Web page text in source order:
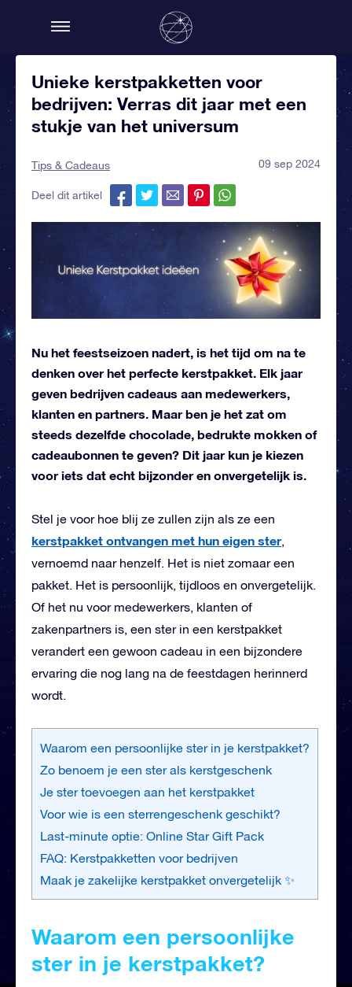
Unieke kerstpakketten voor
bedrijven: Verras dit jaar met een
stukje van het universum
Tips & Cadeaus 09 sep 2024
Deel dit artikel
Nu het feestseizoen nadert, is het tijd om na te
denken over het perfecte kerstpakket. Elk jaar
geven bedrijven cadeaus aan medewerkers,
klanten en partners. Maar ben je het zat om
steeds dezelfde chocolade, bedrukte mokken of
cadeaubonnen te geven? Dit jaar kun je kiezen
voor iets dat echt bijzonder en onvergetelijk is.
Stel je voor hoe blij ze zullen zijn als ze een
kerstpakket ontvangen met hun eigen ster,
vernoemd naar henzelf. Het is niet zomaar een
pakket. Het is persoonlijk, tijdloos en onvergetelijk.
Of het nu voor medewerkers, klanten of
zakenpartners is, een ster in een kerstpakket
verandert een gewoon cadeau in een bijzondere
ervaring die nog lang na de feestdagen herinnerd
wordt.
Waarom een persoonlijke ster in je kerstpakket?
Zo benoem je een ster als kerstgeschenk
Je ster toevoegen aan het kerstpakket
Voor wie is een sterrengeschenk geschikt?
Last-minute optie: Online Star Gift Pack
FAQ: Kerstpakketten voor bedrijven
Maak je zakelijke kerstpakket onvergetelijk ✨
Waarom een persoonlijke
ster in je kerstpakket?